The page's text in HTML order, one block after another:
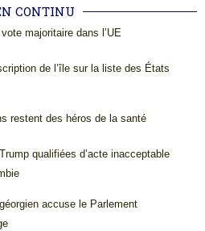
CONTINU
majoritaire dans l’UE
de l’île sur la liste des États
restent des héros de la santé
qualifiées d’acte inacceptable
accuse le Parlement